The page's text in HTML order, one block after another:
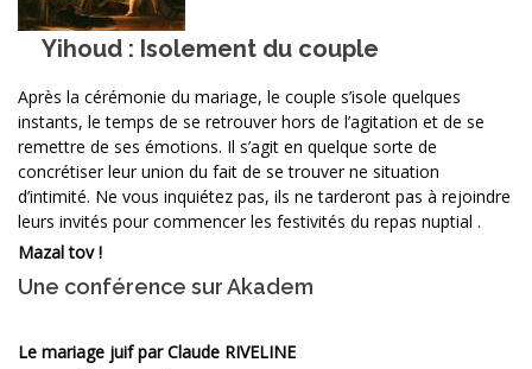
Yihoud : Isolement du couple
Après la cérémonie du mariage, le couple s’isole quelques
instants, le temps de se retrouver hors de l’agitation et de se
remettre de ses émotions. Il s’agit en quelque sorte de
concrétiser leur union du fait de se trouver ne situation
d’intimité. Ne vous inquiétez pas, ils ne tarderont pas à rejoindre
leurs invités pour commencer les festivités du repas nuptial .
Mazal tov !
Une conférence sur Akadem
Le mariage juif par Claude RIVELINE